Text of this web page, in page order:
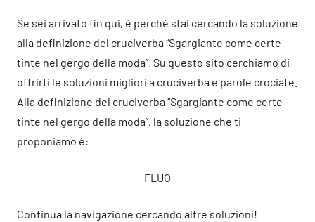
Se sei arrivato fin qui, è perché stai cercando la soluzione
alla definizione del cruciverba “Sgargiante come certe
tinte nel gergo della moda”. Su questo sito cerchiamo di
offrirti le soluzioni migliori a cruciverba e parole crociate.
Alla definizione del cruciverba “Sgargiante come certe
tinte nel gergo della moda”, la soluzione che ti
proponiamo è:
FLUO
Continua la navigazione cercando altre soluzioni!